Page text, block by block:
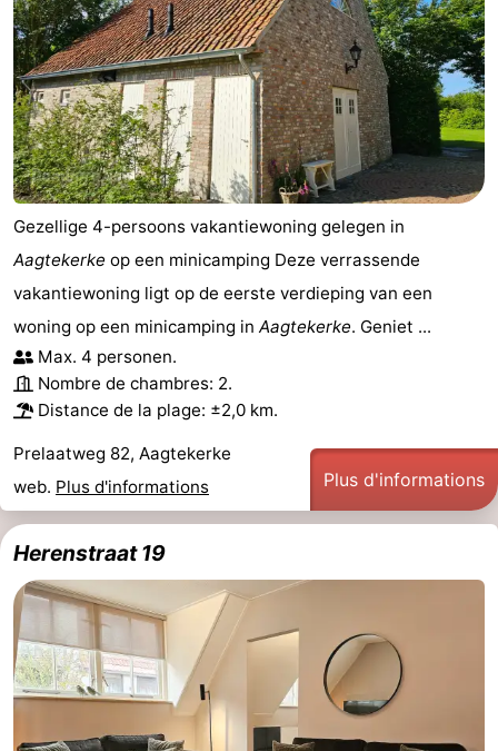
Gezellige 4-persoons vakantiewoning gelegen in
Aagtekerke op een minicamping Deze verrassende
vakantiewoning ligt op de eerste verdieping van een
woning op een minicamping in Aagtekerke. Geniet ...
Max. 4 personen.
Nombre de chambres: 2.
Distance de la plage: ±2,0 km.
Prelaatweg 82, Aagtekerke
web. Plus d'informations Plus d'informations
Herenstraat 19